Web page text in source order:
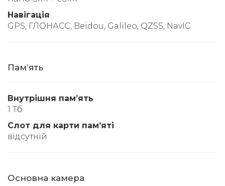
Навігація
GPS, ГЛОНАСС, Beidou, Galileo, QZSS, NavIC
Памʼять
Внутрішня памʼять
1 Тб
Слот для карти памʼяті
відсутній
Основна камера